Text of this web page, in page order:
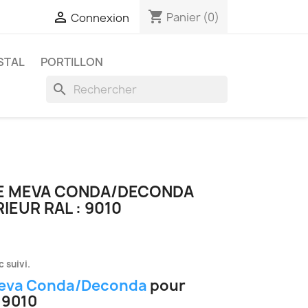
 Connexion shopping_cart Panier (0)
PORTILLON
search
MEVA CONDA/DECONDA
RAL : 9010
suivi.
Conda/Deconda pour